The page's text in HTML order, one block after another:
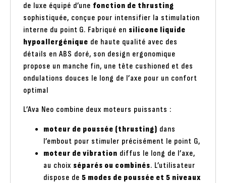
de luxe équipé d’une fonction de thrusting
sophistiquée, conçue pour intensifier la stimulation
interne du point G. Fabriqué en silicone liquide
hypoallergénique de haute qualité avec des
détails en ABS doré, son design ergonomique
propose un manche fin, une tête cushioned et des
ondulations douces le long de l’axe pour un confort
optimal
L’Ava Neo combine deux moteurs puissants :
moteur de poussée (thrusting) dans
l’embout pour stimuler précisément le point G,
moteur de vibration diffus le long de l’axe,
au choix séparés ou combinés. L’utilisateur
dispose de 5 modes de poussée et 5 niveaux